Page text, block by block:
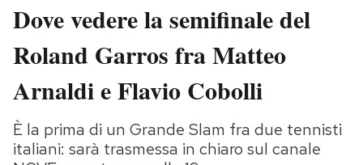
HOME
Italia
Politica
Tecnologia
Internet
Moda
Consumismi
Storie/Idee
Ok Boomer!
Dove vedere la semifinale del
Roland Garros fra Matteo
Arnaldi e Flavio Cobolli
È la prima di un Grande Slam fra due tennisti
italiani: sarà trasmessa in chiaro sul canale